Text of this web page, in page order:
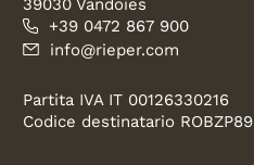
+39 0472 867 900
info@rieper.com
Partita IVA IT 00126330216
Codice destinatario ROBZP89